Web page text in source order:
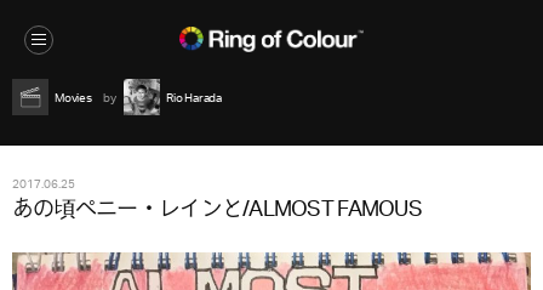
Movies Rio Harada
2017.06.25
あの頃ペニー・レインと/ALMOST FAMOUS